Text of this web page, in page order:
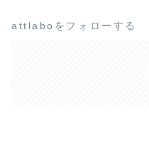
attlaboをフォローする